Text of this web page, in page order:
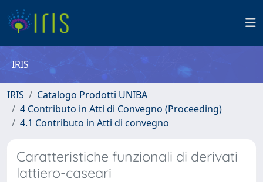
IRIS
IRIS
Catalogo Prodotti UNIBA
4 Contributo in Atti di Convegno (Proceeding)
4.1 Contributo in Atti di convegno
Caratteristiche funzionali di derivati
lattiero-caseari